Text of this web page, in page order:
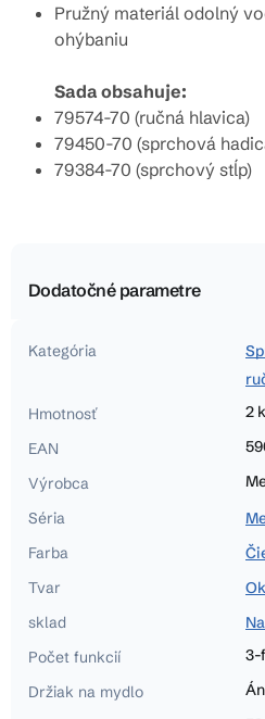
Pružný materiál odolný
ohýbaniu
Sada obsahuje:
79574-70 (ručná hlavica)
79450-70 (sprchová
79384-70 (sprchový stĺp)
Dodatočné parametre
Kategória
Hmotnosť
2
EAN
Výrobca
Séria
Farba
Tvar
sklad
Počet funkcií
3-
Držiak na mydlo